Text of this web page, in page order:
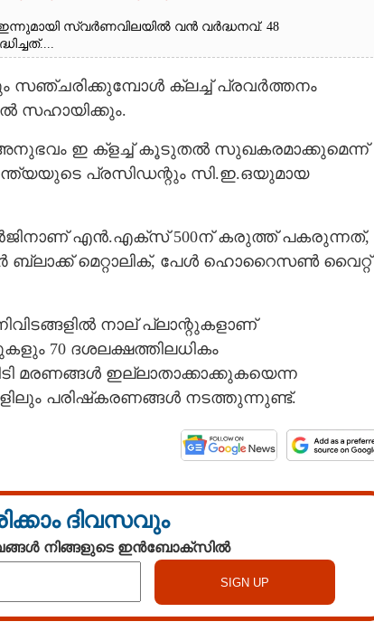
സ്വർണവിലയിൽ വൻ വർദ്ധനവ്. 48
സഞ്ചരിക്കുമ്പോൾ ക്ലച്ച് പ്രവർത്തനം
സഹായിക്കും.
ഇ ക്ളച്ച് കൂടുതൽ സുഖകരമാക്കുമെന്ന്
പ്രസിഡന്റും സി.ഇ.ഒയുമായ
എൻ.എക്‌സ് 500ന് കരുത്ത് പകരുന്നത്,
ബ്ലാക്ക് മെറ്റാലിക്, പേൾ ഹൊറൈസൺ വൈറ്റ്
നാല് പ്ലാന്റുകളാണ്
70 ദശലക്ഷത്തിലധികം
മരണങ്ങൾ ഇല്ലാതാക്കാക്കുകയെന്ന
പരിഷ്‌കരണങ്ങൾ നടത്തുന്നുണ്ട്.
ദിവസവും
നിങ്ങളുടെ ഇൻബോക്സിൽ